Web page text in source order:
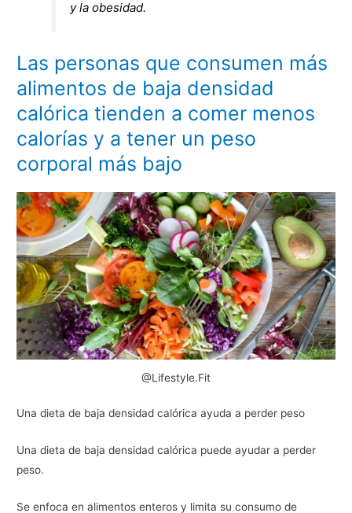
y la obesidad.
Las personas que consumen más
alimentos de baja densidad
calórica tienden a comer menos
calorías y a tener un peso
corporal más bajo
@Lifestyle.Fit
Una dieta de baja densidad calórica ayuda a perder peso
Una dieta de baja densidad calórica puede ayudar a perder
peso.
Se enfoca en alimentos enteros y limita su consumo de